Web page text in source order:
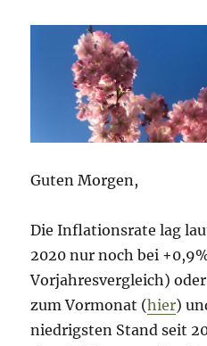
Guten Morgen,
Die Inflationsrate lag
2020 nur noch bei
Vorjahresvergleich)
zum Vormonat (hier)
niedrigsten Stand seit